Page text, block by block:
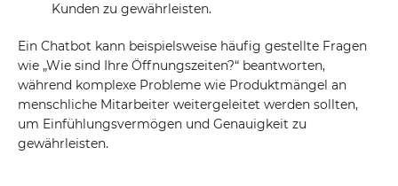
Kunden zu gewährleisten.
Ein Chatbot kann beispielsweise häufig gestellte Fragen
wie „Wie sind Ihre Öffnungszeiten?“ beantworten,
während komplexe Probleme wie Produktmängel an
menschliche Mitarbeiter weitergeleitet werden sollten,
um Einfühlungsvermögen und Genauigkeit zu
gewährleisten.